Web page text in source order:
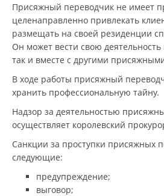
Присяжный переводчик не имеет
целенаправленно привлекать
размещать на своей резиденции
Он может вести свою деятельность
так и вместе с другими
В ходе работы присяжный
хранить профессиональную тайну.
Надзор за деятельностью
осуществляет королевский
Санкции за проступки присяжных
следующие:
предупреждение;
выговор;